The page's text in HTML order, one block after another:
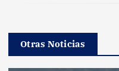
Otras Noticias